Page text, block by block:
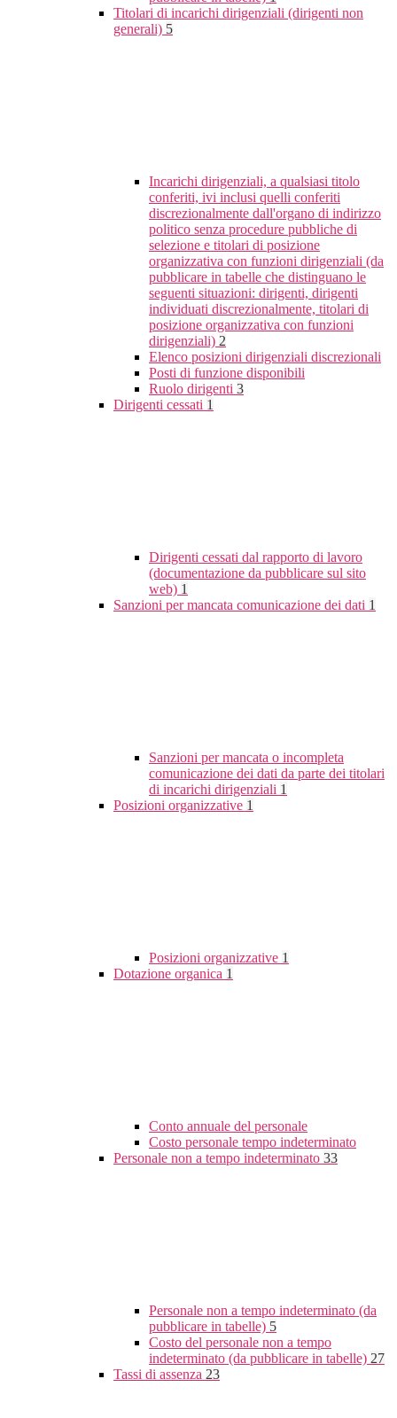
Titolari di incarichi dirigenziali (dirigenti non
generali) 5
Incarichi dirigenziali, a qualsiasi titolo
conferiti, ivi inclusi quelli conferiti
discrezionalmente dall'organo di indirizzo
politico senza procedure pubbliche di
selezione e titolari di posizione
organizzativa con funzioni dirigenziali (da
pubblicare in tabelle che distinguano le
seguenti situazioni: dirigenti, dirigenti
individuati discrezionalmente, titolari di
posizione organizzativa con funzioni
dirigenziali) 2
Elenco posizioni dirigenziali discrezionali
Posti di funzione disponibili
Ruolo dirigenti 3
Dirigenti cessati 1
Dirigenti cessati dal rapporto di lavoro
(documentazione da pubblicare sul sito
web) 1
Sanzioni per mancata comunicazione dei dati 1
Sanzioni per mancata o incompleta
comunicazione dei dati da parte dei titolari
di incarichi dirigenziali 1
Posizioni organizzative 1
Posizioni organizzative 1
Dotazione organica 1
Conto annuale del personale
Costo personale tempo indeterminato
Personale non a tempo indeterminato 33
Personale non a tempo indeterminato (da
pubblicare in tabelle) 5
Costo del personale non a tempo
indeterminato (da pubblicare in tabelle) 27
Tassi di assenza 23